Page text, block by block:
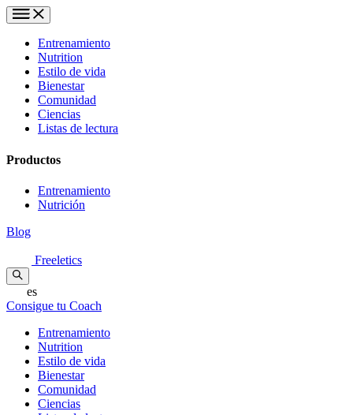
Entrenamiento
Nutrition
Estilo de vida
Bienestar
Comunidad
Ciencias
Listas de lectura
Productos
Entrenamiento
Nutrición
Blog
Freeletics
es
Consigue tu Coach
Entrenamiento
Nutrition
Estilo de vida
Bienestar
Comunidad
Ciencias